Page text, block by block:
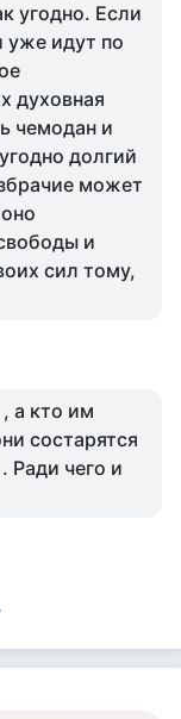
угодно. Если
уже идут по
духовная
чемодан и
долгий
может
и
сил тому,
а кто им
состарятся
Ради чего и